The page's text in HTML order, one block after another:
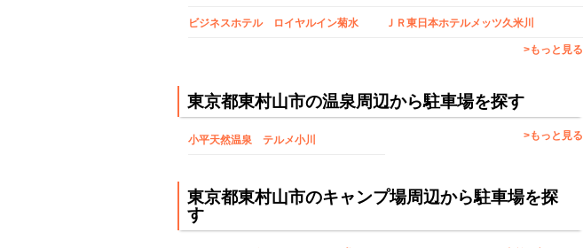
ビジネスホテル ロイヤルイン菊水 ＪＲ東日本ホテルメッツ久米川
>もっと見る
東京都東村山市の温泉周辺から駐車場を探す
小平天然温泉 テルメ小川 >もっと見る
東京都東村山市のキャンプ場周辺から駐車場を探
す